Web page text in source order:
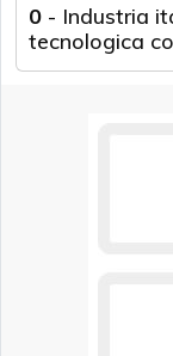
0 - Industria
tecnologica